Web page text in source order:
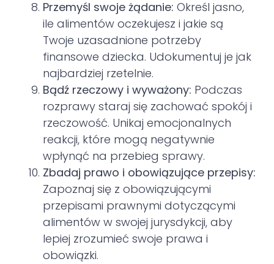
Przemyśl swoje żądanie: Określ jasno,
ile alimentów oczekujesz i jakie są
Twoje uzasadnione potrzeby
finansowe dziecka. Udokumentuj je jak
najbardziej rzetelnie.
Bądź rzeczowy i wyważony: Podczas
rozprawy staraj się zachować spokój i
rzeczowość. Unikaj emocjonalnych
reakcji, które mogą negatywnie
wpłynąć na przebieg sprawy.
Zbadaj prawo i obowiązujące przepisy:
Zapoznaj się z obowiązującymi
przepisami prawnymi dotyczącymi
alimentów w swojej jurysdykcji, aby
lepiej zrozumieć swoje prawa i
obowiązki.